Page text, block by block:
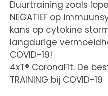
Duurtraining zoals
NEGATIEF op
kans op cytokine
langdurige
COVID-19!
4xT® CoronaFit. De
TRAINING bij COVID-19